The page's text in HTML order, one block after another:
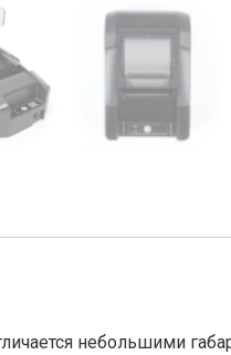
небольшими